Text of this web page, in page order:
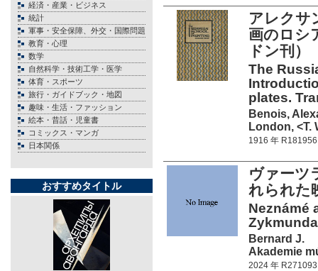
経済・産業・ビジネス
統計
軍事・安全保障、外交・国際問題
教育・心理
数学
自然科学・技術工学・医学
体育・スポーツ
旅行・ガイドブック・地図
趣味・生活・ファッション
絵本・昔話・児童書
コミックス・マンガ
日本関係
おすすめタイトル
アレクサ
画のロシ
ドン刊）
The
plates.
Benois,
London, <T.
1916 年 R181956
ヴァーツ
れられた
Neznámé
Bernard J.
Akademie
2024 年 R271093